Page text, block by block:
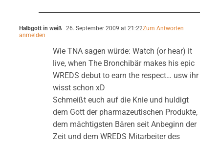
Halbgott in weiß 26. September 2009 at 21:22Zum Antworten
anmelden
Wie TNA sagen würde: Watch (or hear) it
live, when The Bronchibär makes his epic
WREDS debut to earn the respect… usw ihr
wisst schon xD
Schmeißt euch auf die Knie und huldigt
dem Gott der pharmazeutischen Produkte,
dem mächtigsten Bären seit Anbeginn der
Zeit und dem WREDS Mitarbeiter des